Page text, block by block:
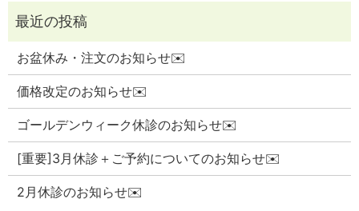
お盆休み・注文のお知らせ✉️
価格改定のお知らせ✉️
ゴールデンウィーク休診のお知らせ✉️
[重要]3月休診＋ご予約についてのお知らせ✉️
2月休診のお知らせ✉️